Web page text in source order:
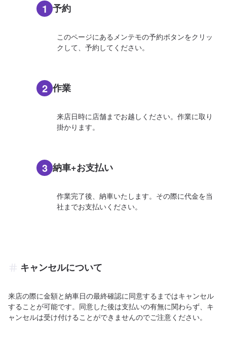
1 予約
このページにあるメンテモの予約ボタンをクリッ
クして、予約してください。
2 作業
来店日時に店舗までお越しください。作業に取り
掛かります。
3 納車+お支払い
作業完了後、納車いたします。その際に代金を当
社までお支払いください。
キャンセルについて
来店の際に金額と納車日の最終確認に同意するまではキャンセル
することが可能です。同意した後は支払いの有無に関わらず、キ
ャンセルは受け付けることができませんのでご注意ください。